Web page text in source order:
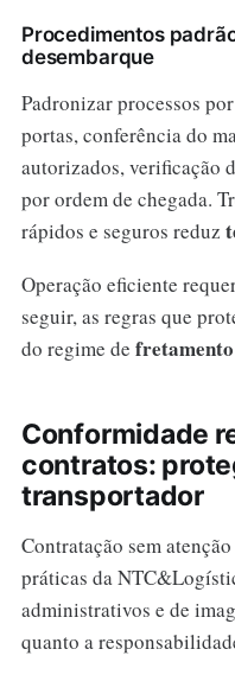
Procedimentos
desembarque
Padronizar processos
portas, conferência do
autorizados, verificação
por ordem de chegada.
rápidos e seguros reduz
Operação eficiente
seguir, as regras que
do regime de
Conformidade
contratos:
transportador
Contratação sem
práticas da
administrativos e de
quanto a